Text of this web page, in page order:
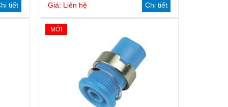
tiết Giá: Liên hệ Chi tiết
MỚI